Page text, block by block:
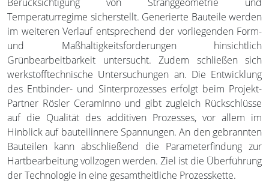
Temperaturregime sicherstellt. Generierte Bauteile werden
im weiteren Verlauf entsprechend der vorliegenden Form-
und Maßhaltigkeitsforderungen hinsichtlich
Grünbearbeitbarkeit untersucht. Zudem schließen sich
werkstofftechnische Untersuchungen an. Die Entwicklung
des Entbinder- und Sinterprozesses erfolgt beim Projekt-
Partner Rösler CeramInno und gibt zugleich Rückschlüsse
auf die Qualität des additiven Prozesses, vor allem im
Hinblick auf bauteilinnere Spannungen. An den gebrannten
Bauteilen kann abschließend die Parameterfindung zur
Hartbearbeitung vollzogen werden. Ziel ist die Überführung
der Technologie in eine gesamtheitliche Prozesskette.